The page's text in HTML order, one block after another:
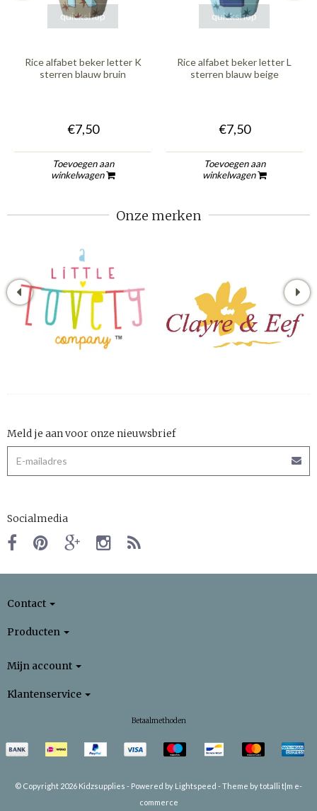
quickshop
Rice alfabet beker letter K
sterren blauw bruin
€7,50
Toevoegen aan
winkelwagen
quickshop
Rice alfabet beker letter L
sterren blauw beige
€7,50
Toevoegen aan
winkelwagen
Onze merken
Meld je aan voor onze nieuwsbrief
Socialmedia
Contact
Producten
Mijn account
Klantenservice
Betaalmethoden
© Copyright 2026 Kidzsupplies - Powered by Lightspeed -Theme by totalli t|m e-
commerce